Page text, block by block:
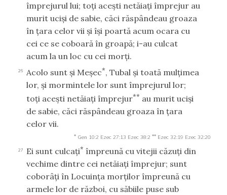
împrejurul lui; toţi aceşti netăiaţi împrejur au
murit ucişi de sabie, căci răspândeau groaza
în ţara celor vii şi îşi poartă acum ocara cu
cei ce se coboară în groapă; i-au culcat
acum la un loc cu cei morţi.
26 Acolo sunt şi Meşec*, Tubal şi toată mulţimea
lor, şi mormintele lor sunt împrejurul lor;
toţi aceşti netăiaţi împrejur** au murit ucişi
de sabie, căci răspândeau groaza în ţara
celor vii.
* Gen 10:2 Ezec 27:13 Ezec 38:2 ** Ezec 32:19 Ezec 32:20
27 Ei sunt culcaţi* împreună cu vitejii căzuţi din
vechime dintre cei netăiaţi împrejur; sunt
coborâţi în Locuinţa morţilor împreună cu
armele lor de război, cu săbiile puse sub